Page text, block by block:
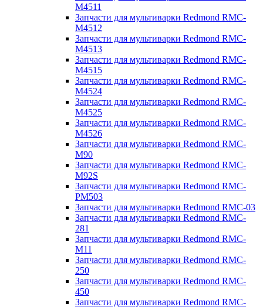
M4511
Запчасти для мультиварки Redmond RMC-
M4512
Запчасти для мультиварки Redmond RMC-
M4513
Запчасти для мультиварки Redmond RMC-
M4515
Запчасти для мультиварки Redmond RMC-
M4524
Запчасти для мультиварки Redmond RMC-
M4525
Запчасти для мультиварки Redmond RMC-
M4526
Запчасти для мультиварки Redmond RMC-
M90
Запчасти для мультиварки Redmond RMC-
M92S
Запчасти для мультиварки Redmond RMC-
PM503
Запчасти для мультиварки Redmond RMC-03
Запчасти для мультиварки Redmond RMC-
281
Запчасти для мультиварки Redmond RMC-
M11
Запчасти для мультиварки Redmond RMC-
250
Запчасти для мультиварки Redmond RMC-
450
Запчасти для мультиварки Redmond RMC-